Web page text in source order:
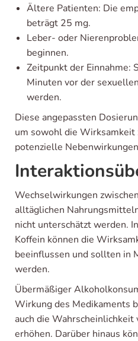
Ältere Patienten: Die
beträgt 25 mg.
Leber- oder
beginnen.
Zeitpunkt der Einnahme:
Minuten vor der
werden.
Diese angepassten
um sowohl die Wirksamkeit
potenzielle
Wechselwirkungen
alltäglichen
nicht unterschätzt werden.
Koffein können die
beeinflussen und sollten in
werden.
Übermäßiger
Wirkung des Medikaments
auch die
erhöhen. Darüber hinaus